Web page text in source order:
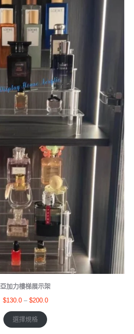
亞加力樓梯展示架
$130.0 – $200.0
選擇規格